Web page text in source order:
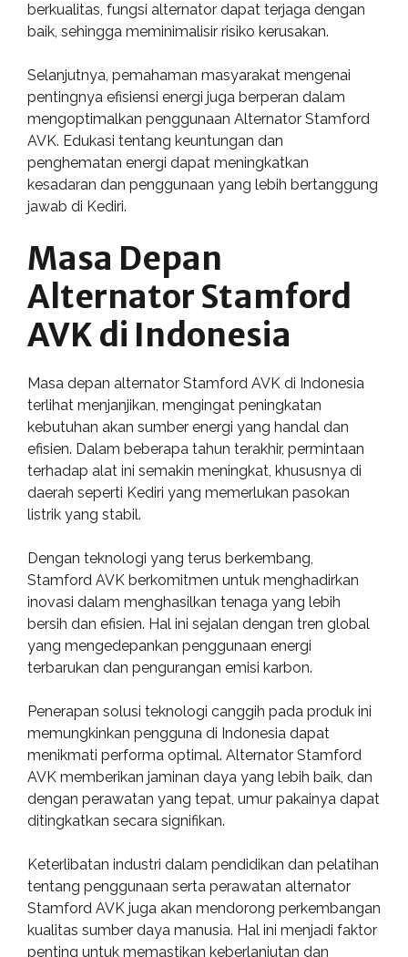
berkualitas, fungsi alternator dapat terjaga dengan
baik, sehingga meminimalisir risiko kerusakan.
Selanjutnya, pemahaman masyarakat mengenai
pentingnya efisiensi energi juga berperan dalam
mengoptimalkan penggunaan Alternator Stamford
AVK. Edukasi tentang keuntungan dan
penghematan energi dapat meningkatkan
kesadaran dan penggunaan yang lebih bertanggung
jawab di Kediri.
Masa Depan
Alternator Stamford
AVK di Indonesia
Masa depan alternator Stamford AVK di Indonesia
terlihat menjanjikan, mengingat peningkatan
kebutuhan akan sumber energi yang handal dan
efisien. Dalam beberapa tahun terakhir, permintaan
terhadap alat ini semakin meningkat, khususnya di
daerah seperti Kediri yang memerlukan pasokan
listrik yang stabil.
Dengan teknologi yang terus berkembang,
Stamford AVK berkomitmen untuk menghadirkan
inovasi dalam menghasilkan tenaga yang lebih
bersih dan efisien. Hal ini sejalan dengan tren global
yang mengedepankan penggunaan energi
terbarukan dan pengurangan emisi karbon.
Penerapan solusi teknologi canggih pada produk ini
memungkinkan pengguna di Indonesia dapat
menikmati performa optimal. Alternator Stamford
AVK memberikan jaminan daya yang lebih baik, dan
dengan perawatan yang tepat, umur pakainya dapat
ditingkatkan secara signifikan.
Keterlibatan industri dalam pendidikan dan pelatihan
tentang penggunaan serta perawatan alternator
Stamford AVK juga akan mendorong perkembangan
kualitas sumber daya manusia. Hal ini menjadi faktor
penting untuk memastikan keberlanjutan dan